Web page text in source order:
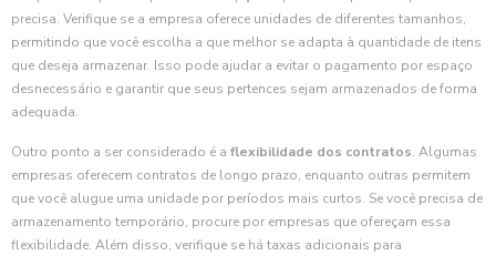
precisa. Verifique se a empresa oferece unidades de diferentes tamanhos,
permitindo que você escolha a que melhor se adapta à quantidade de itens
que deseja armazenar. Isso pode ajudar a evitar o pagamento por espaço
desnecessário e garantir que seus pertences sejam armazenados de forma
adequada.
Outro ponto a ser considerado é a flexibilidade dos contratos. Algumas
empresas oferecem contratos de longo prazo, enquanto outras permitem
que você alugue uma unidade por períodos mais curtos. Se você precisa de
armazenamento temporário, procure por empresas que ofereçam essa
flexibilidade. Além disso, verifique se há taxas adicionais para